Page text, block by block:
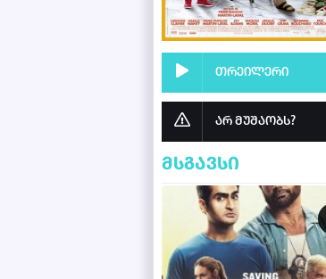
თრეილერი
არ მუშაობს?
მსგავსი